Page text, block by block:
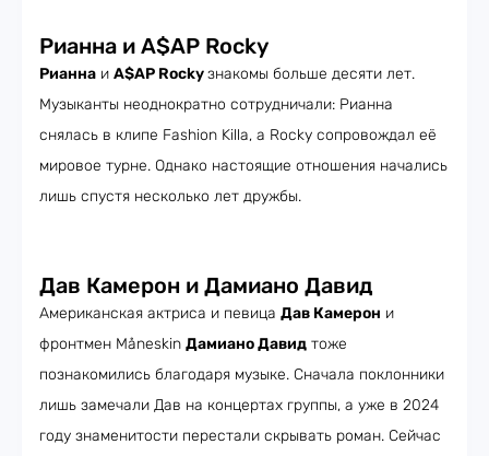
Рианна и A$AP Rocky
Рианна и A$AP Rockyзнакомы больше десяти лет.
Музыканты неоднократно сотрудничали: Рианна
снялась в клипе Fashion Killa, а Rocky сопровождал её
мировое турне. Однако настоящие отношения начались
лишь спустя несколько лет дружбы.
Дав Камерон и Дамиано Давид
Американская актриса и певица Дав Камерон и
фронтмен Måneskin Дамиано Давид тоже
познакомились благодаря музыке. Сначала поклонники
лишь замечали Дав на концертах группы, а уже в 2024
году знаменитости перестали скрывать роман. Сейчас